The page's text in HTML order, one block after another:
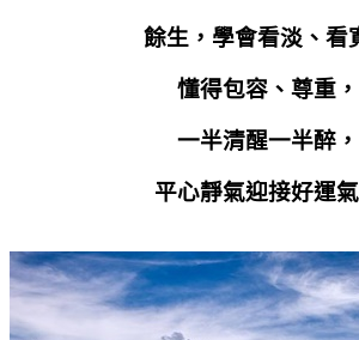
餘生，學會看淡、看
懂得包容、尊重，
一半清醒一半醉，
平心靜氣迎接好運氣